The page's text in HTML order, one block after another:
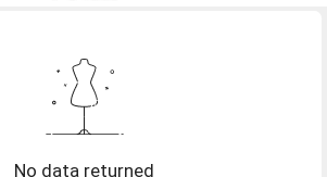
No data returned